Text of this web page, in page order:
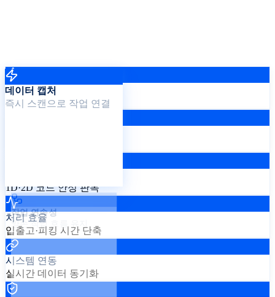
데이터 캡처
즉시 스캔으로 작업 연결
작업 연속성
양손 작업 흐름 유지
데이터 캡처
즉시 스캔으로 작업 연결
1D·2D 코드 안정 판독
처리 효율
입출고·피킹 시간 단축
시스템 연동
실시간 데이터 동기화